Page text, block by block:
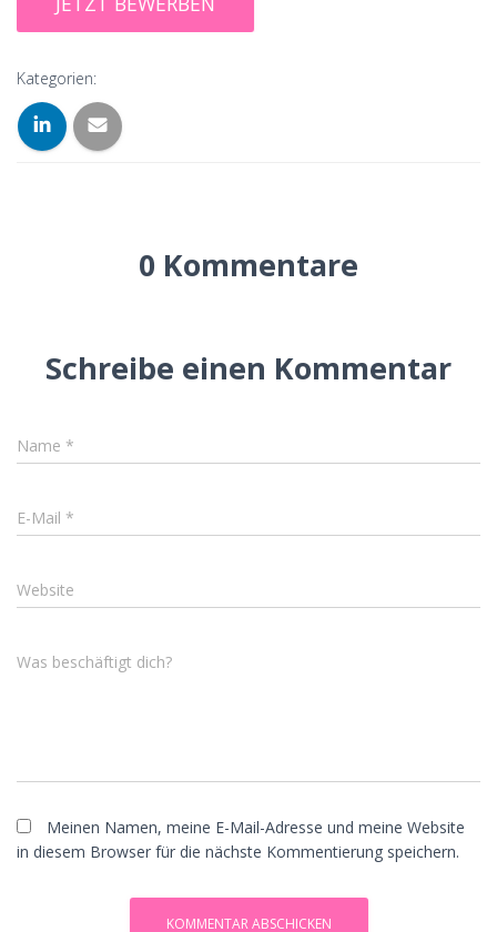
Kategorien:
0 Kommentare
Schreibe einen Kommentar
Name *
E-Mail *
Website
Was beschäftigt dich?
Meinen Namen, meine E-Mail-Adresse und meine Website
in diesem Browser für die nächste Kommentierung speichern.